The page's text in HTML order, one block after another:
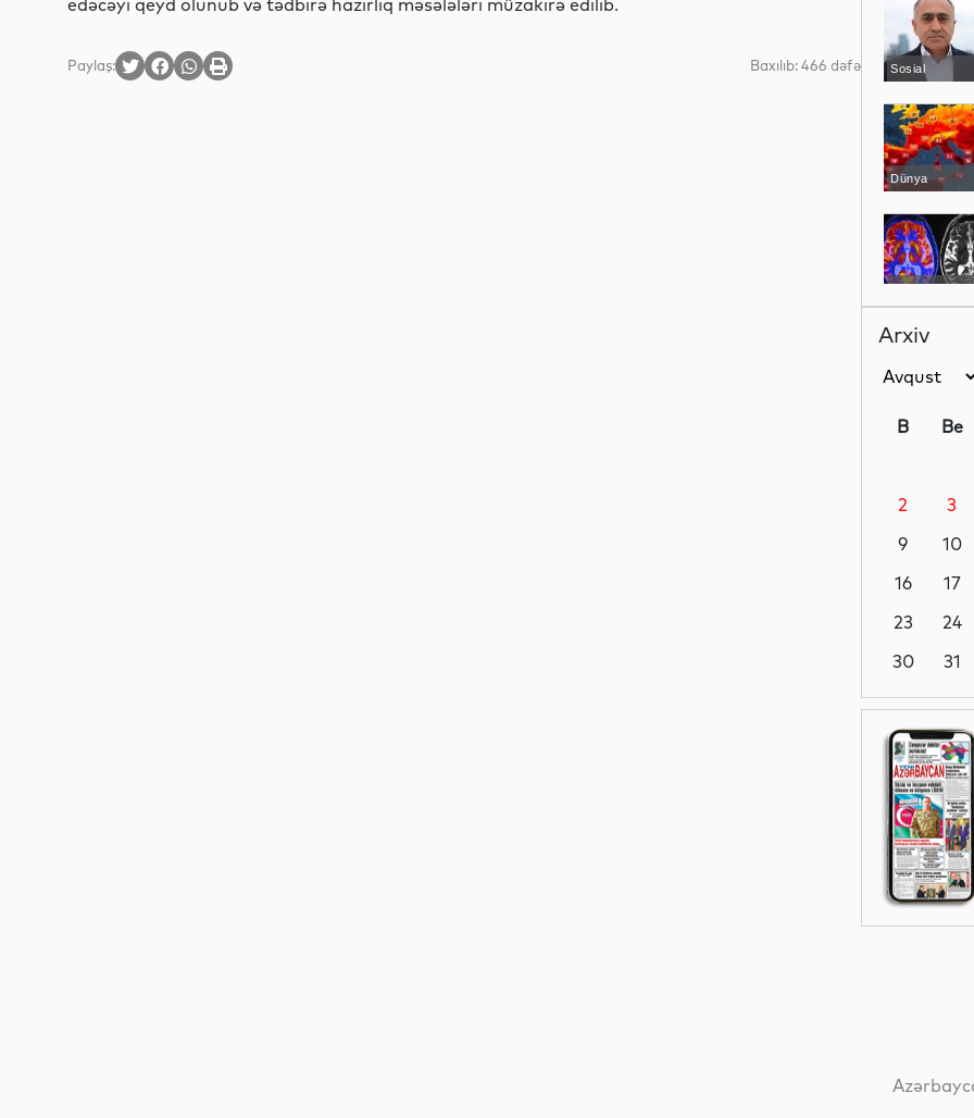
edəcəyi qeyd olunub və tədbirə hazırlıq məsələləri müzakirə edilib.
Paylaş: Baxılıb: 466 dəfə Sosial
Dünya
Maraqlı
Analitik
Siyasət
Siyasət
Siyasət
Arxiv
B Be
2
3
9
10
16
17
23
24
30
31